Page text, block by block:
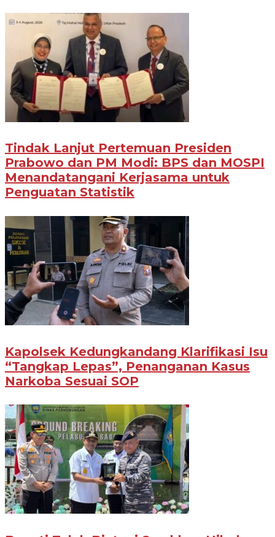
Tindak Lanjut Pertemuan Presiden
Prabowo dan PM Modi: BPS dan MOSPI
Menandatangani Kerjasama untuk
Penguatan Statistik
Kapolsek Kedungkandang Klarifikasi Isu
“Tangkap Lepas”, Penanganan Kasus
Narkoba Sesuai SOP